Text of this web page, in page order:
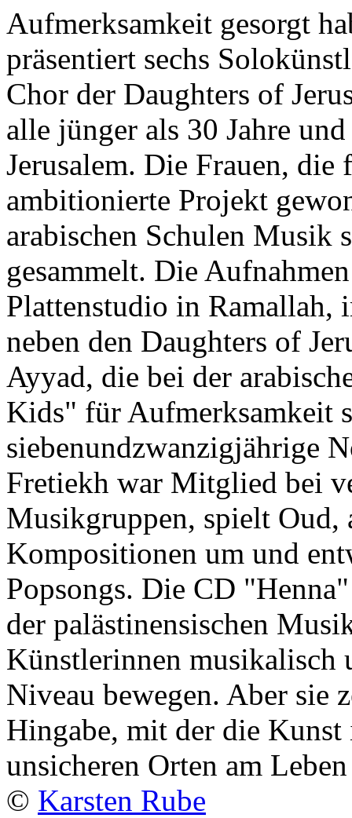
Aufmerksamkeit gesorgt
präsentiert sechs
Chor der Daughters of
alle jünger als 30 Jahre
Jerusalem. Die Frauen, die
ambitionierte Projekt
arabischen Schulen Musik
gesammelt. Die
Plattenstudio in Ramallah,
neben den Daughters of
Ayyad, die bei der
Kids" für Aufmerksamkeit
siebenundzwanzigjährige
Fretiekh war Mitglied bei
Musikgruppen, spielt Oud,
Kompositionen um und
Popsongs. Die CD
der palästinensischen
Künstlerinnen musikalisch
Niveau bewegen. Aber sie
Hingabe, mit der die
unsicheren Orten am
© Karsten Rube